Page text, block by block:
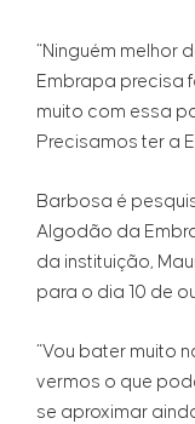
“Ninguém melhor
Embrapa precisa
muito com essa
Precisamos ter a
Barbosa é
Algodão da
da instituição,
para o dia 10 de
“Vou bater muito
vermos o que
se aproximar